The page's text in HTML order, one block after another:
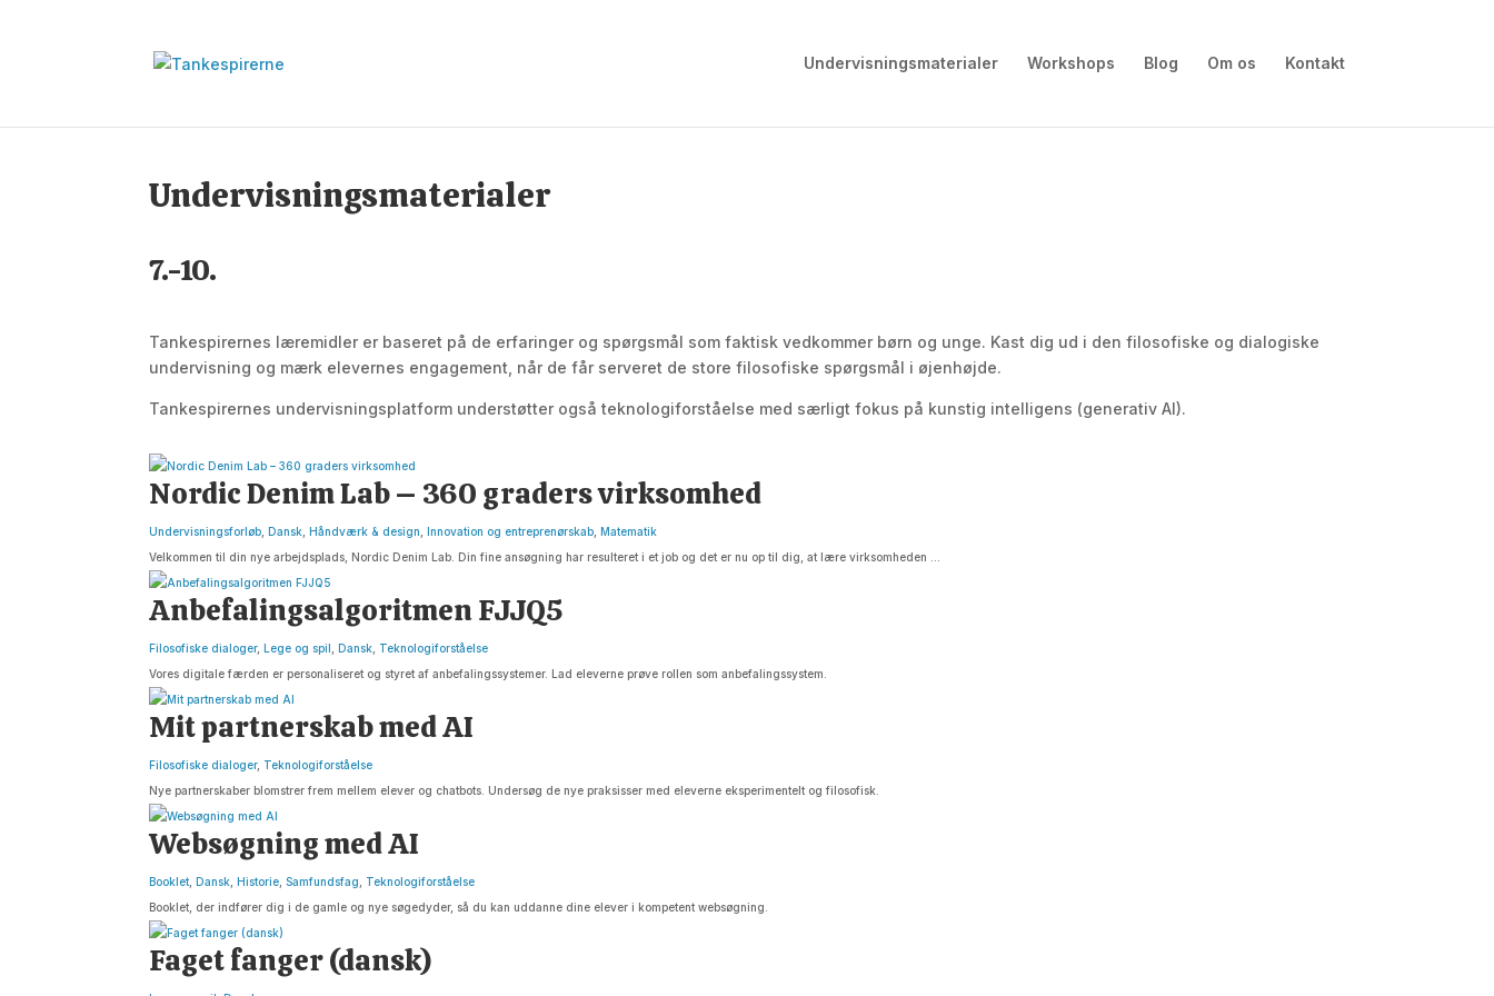
Undervisningsmaterialer Workshops Blog Om os Kontakt
Undervisningsmaterialer
7.-10.
Tankespirernes læremidler er baseret på de erfaringer og spørgsmål som faktisk vedkommer børn og unge. Kast dig ud i den filosofiske og dialogiske
undervisning og mærk elevernes engagement, når de får serveret de store filosofiske spørgsmål i øjenhøjde.
Tankespirernes undervisningsplatform understøtter også teknologiforståelse med særligt fokus på kunstig intelligens (generativ AI).
Nordic Denim Lab – 360 graders virksomhed
Undervisningsforløb Dansk Håndværk & design Innovation og entreprenørskab
Matematik
Velkommen til din nye arbejdsplads, Nordic Denim Lab. Din fine ansøgning har resulteret i et job og det er nu op til dig, at lære virksomheden ...
Anbefalingsalgoritmen FJJQ5
Filosofiske dialoger, Lege og spil Dansk Teknologiforståelse
Vores digitale færden er personaliseret og styret af anbefalingssystemer. Lad eleverne prøve rollen som anbefalingssystem.
Mit partnerskab med AI
Filosofiske dialoger, Teknologiforståelse
Nye partnerskaber blomstrer frem mellem elever og chatbots. Undersøg de nye praksisser med eleverne eksperimentelt og filosofisk.
Websøgning med AI
Booklet Dansk Historie Samfundsfag
Teknologiforståelse
Booklet, der indfører dig i de gamle og nye søgedyder, så du kan uddanne dine elever i kompetent websøgning.
Faget fanger (dansk)